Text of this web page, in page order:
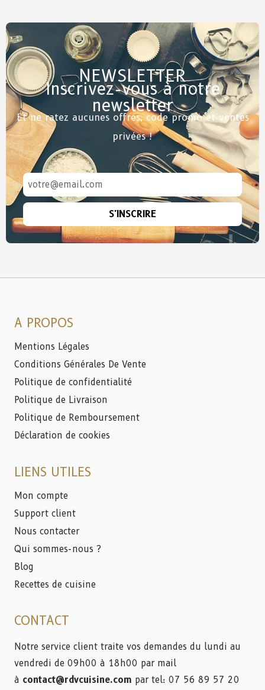
NEWSLETTER
Inscrivez-vous à notre
newsletter
Et ne ratez aucunes offres, code promo et ventes
privées !
S'INSCRIRE
A PROPOS
Mentions Légales
Conditions Générales De Vente
Politique de confidentialité
Politique de Livraison
Politique de Remboursement
Déclaration de cookies
LIENS UTILES
Mon compte
Support client
Nous contacter
Qui sommes-nous ?
Blog
Recettes de cuisine
CONTACT
Notre service client traite vos demandes du lundi au
vendredi de 09h00 à 18h00 par mail
à contact@rdvcuisine.com par tel: 07 56 89 57 20